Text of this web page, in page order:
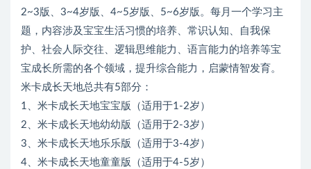
2~3版、3~4岁版、4~5岁版、5~6岁版。每月一个学习主
题，内容涉及宝宝生活习惯的培养、常识认知、自我保
护、社会人际交往、逻辑思维能力、语言能力的培养等宝
宝成长所需的各个领域，提升综合能力，启蒙情智发育。
米卡成长天地总共有5部分：
1、米卡成长天地宝宝版（适用于1-2岁）
2、米卡成长天地幼幼版（适用于2-3岁）
3、米卡成长天地乐乐版（适用于3-4岁）
4、米卡成长天地童童版（适用于4-5岁）